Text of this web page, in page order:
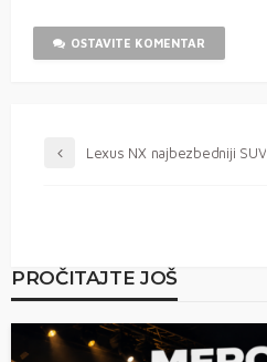
OSTAVITE KOMENTAR
Lexus NX najbezbedniji SUV
PROČITAJTE JOŠ